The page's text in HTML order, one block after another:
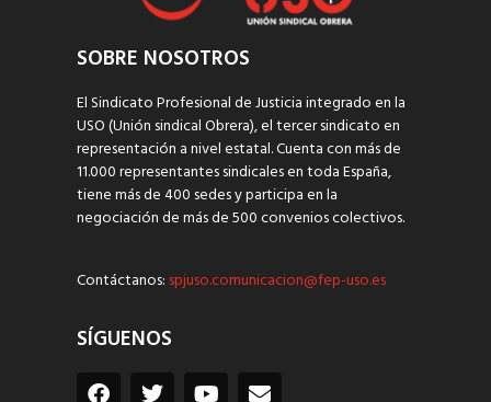
SOBRE NOSOTROS
El Sindicato Profesional de Justicia integrado en la
USO (Unión sindical Obrera), el tercer sindicato en
representación a nivel estatal. Cuenta con más de
11.000 representantes sindicales en toda España,
tiene más de 400 sedes y participa en la
negociación de más de 500 convenios colectivos.
Contáctanos: spjuso.comunicacion@fep-uso.es
SÍGUENOS